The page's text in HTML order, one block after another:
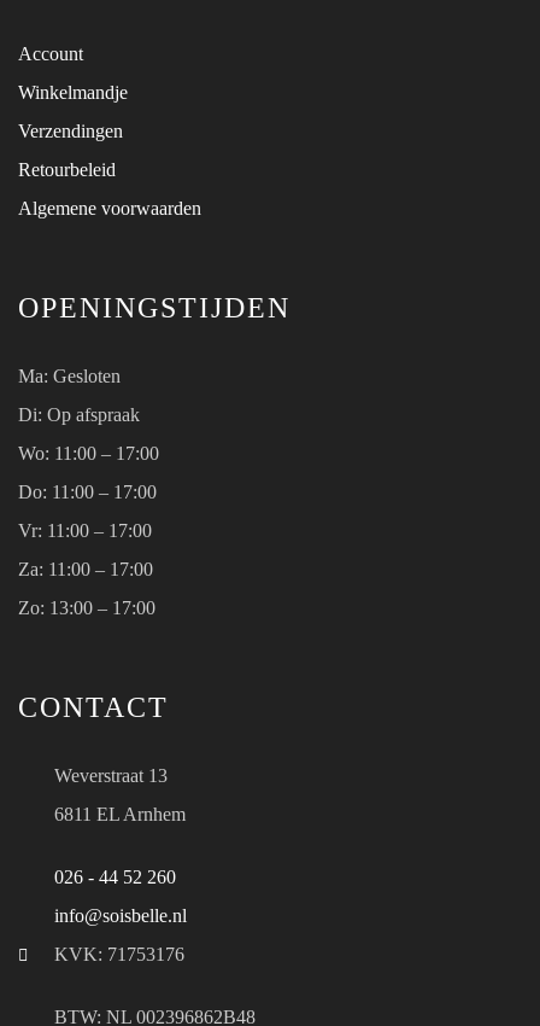
Account
Winkelmandje
Verzendingen
Retourbeleid
Algemene voorwaarden
OPENINGSTIJDEN
Ma: Gesloten
Di: Op afspraak
Wo: 11:00 – 17:00
Do: 11:00 – 17:00
Vr: 11:00 – 17:00
Za: 11:00 – 17:00
Zo: 13:00 – 17:00
CONTACT
Weverstraat 13
6811 EL Arnhem
026 - 44 52 260
info@soisbelle.nl
KVK: 71753176
BTW: NL 002396862B48